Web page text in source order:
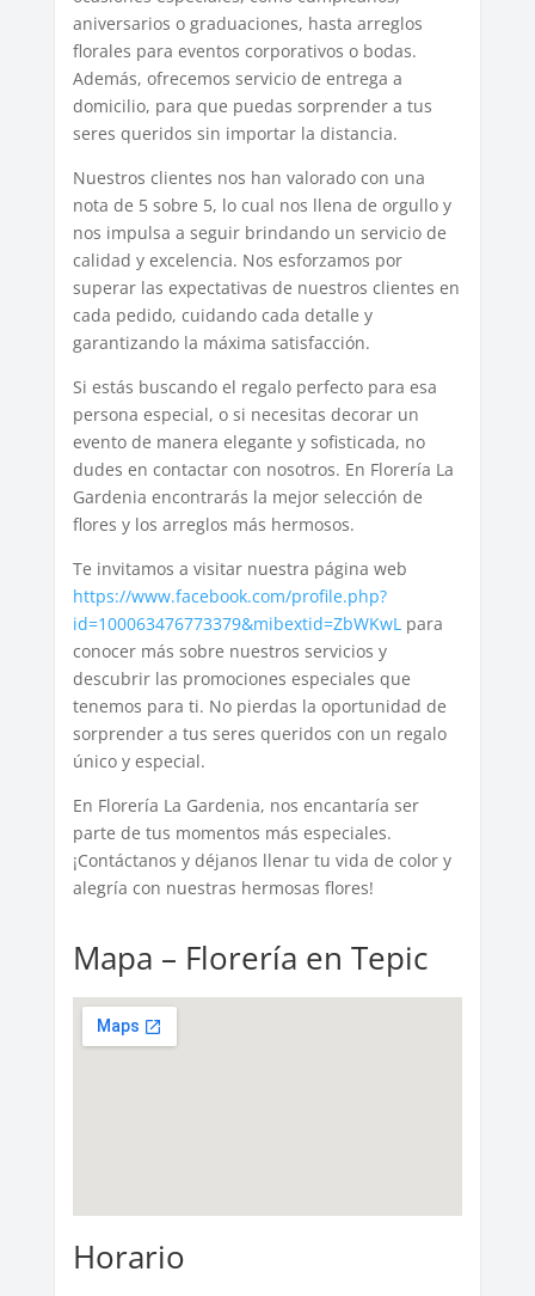
aniversarios o graduaciones, hasta arreglos
florales para eventos corporativos o bodas.
Además, ofrecemos servicio de entrega a
domicilio, para que puedas sorprender a tus
seres queridos sin importar la distancia.
Nuestros clientes nos han valorado con una
nota de 5 sobre 5, lo cual nos llena de orgullo y
nos impulsa a seguir brindando un servicio de
calidad y excelencia. Nos esforzamos por
superar las expectativas de nuestros clientes en
cada pedido, cuidando cada detalle y
garantizando la máxima satisfacción.
Si estás buscando el regalo perfecto para esa
persona especial, o si necesitas decorar un
evento de manera elegante y sofisticada, no
dudes en contactar con nosotros. En Florería La
Gardenia encontrarás la mejor selección de
flores y los arreglos más hermosos.
Te invitamos a visitar nuestra página web
https://www.facebook.com/profile.php?
id=100063476773379&mibextid=ZbWKwL para
conocer más sobre nuestros servicios y
descubrir las promociones especiales que
tenemos para ti. No pierdas la oportunidad de
sorprender a tus seres queridos con un regalo
único y especial.
En Florería La Gardenia, nos encantaría ser
parte de tus momentos más especiales.
¡Contáctanos y déjanos llenar tu vida de color y
alegría con nuestras hermosas flores!
Mapa – Florería en Tepic
Horario